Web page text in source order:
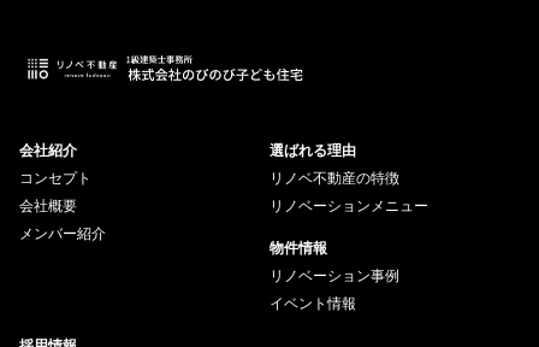
会社紹介
コンセプト
会社概要
メンバー紹介
選ばれる理由
リノベ不動産の特徴
リノベーションメニュー
物件情報
リノベーション事例
イベント情報